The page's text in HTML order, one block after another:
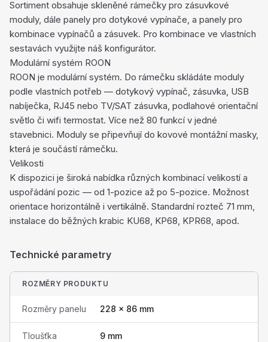
Sortiment obsahuje skleněné rámečky pro zásuvkové
moduly, dále panely pro dotykové vypínače, a panely pro
kombinace vypínačů a zásuvek. Pro kombinace ve vlastních
sestavách využijte náš konfigurátor.
Modulární systém ROON
ROON je modulární systém. Do rámečku skládáte moduly
podle vlastních potřeb — dotykový vypínač, zásuvka, USB
nabíječka, RJ45 nebo TV/SAT zásuvka, podlahové orientační
světlo či wifi termostat. Více než 80 funkcí v jedné
stavebnici. Moduly se připevňují do kovové montážní masky,
která je součástí rámečku.
Velikosti
K dispozici je široká nabídka různých kombinací velikostí a
uspořádání pozic — od 1-pozice až po 5-pozice. Možnost
orientace horizontálně i vertikálně. Standardní rozteč 71 mm,
instalace do běžných krabic KU68, KP68, KPR68, apod.
Technické parametry
ROZMĚRY PRODUKTU
Rozměry panelu 228 × 86 mm
Tloušťka
9 mm